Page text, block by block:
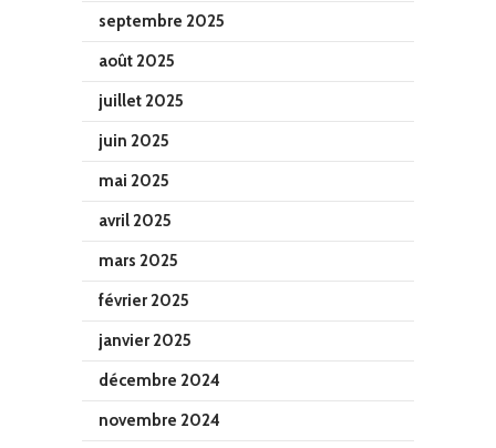
septembre 2025
août 2025
juillet 2025
juin 2025
mai 2025
avril 2025
mars 2025
février 2025
janvier 2025
décembre 2024
novembre 2024